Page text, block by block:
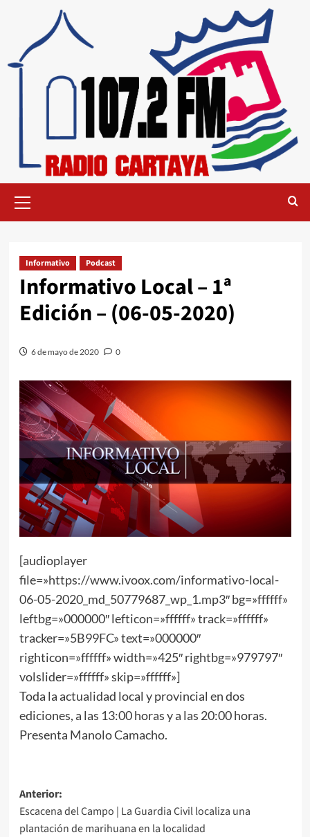
Informativo Podcast
Informativo Local – 1ª
Edición – (06-05-2020)
6 de mayo de 2020 0
[audioplayer
file=»https://www.ivoox.com/informativo-local-
06-05-2020_md_50779687_wp_1.mp3″ bg=»ffffff»
leftbg=»000000″ lefticon=»ffffff» track=»ffffff»
tracker=»5B99FC» text=»000000″
righticon=»ffffff» width=»425″ rightbg=»979797″
volslider=»ffffff» skip=»ffffff»]
Toda la actualidad local y provincial en dos
ediciones, a las 13:00 horas y a las 20:00 horas.
Presenta Manolo Camacho.
Anterior:
Escacena del Campo | La Guardia Civil localiza una
plantación de marihuana en la localidad